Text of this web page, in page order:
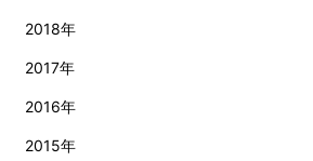
2018年
2017年
2016年
2015年